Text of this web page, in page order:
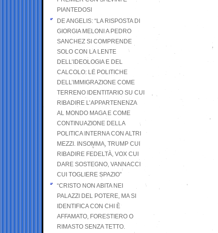
PIANTEDOSI
DE ANGELIS: “LA RISPOSTA DI
GIORGIA MELONI A PEDRO
SANCHEZ SI COMPRENDE
SOLO CON LA LENTE
DELL’IDEOLOGIA E DEL
CALCOLO: LE POLITICHE
DELL’IMMIGRAZIONE COME
TERRENO IDENTITARIO SU CUI
RIBADIRE L’APPARTENENZA
AL MONDO MAGA E COME
CONTINUAZIONE DELLA
POLITICA INTERNA CON ALTRI
MEZZI. INSOMMA, TRUMP CUI
RIBADIRE FEDELTÀ, VOX CUI
DARE SOSTEGNO, VANNACCI
CUI TOGLIERE SPAZIO”
“CRISTO NON ABITA NEI
PALAZZI DEL POTERE, MA SI
IDENTIFICA CON CHI È
AFFAMATO, FORESTIERO O
RIMASTO SENZA TETTO.